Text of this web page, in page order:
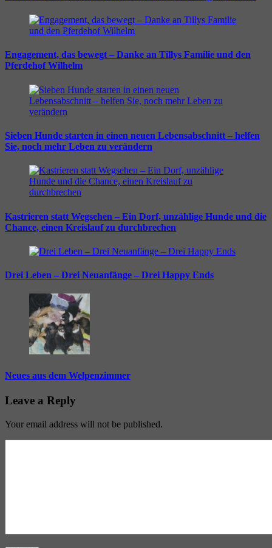
Engagement, das bewegt – Danke an Tillys Familie und den
Pferdehof Wilhelm
Sieben Hunde starten in einen neuen Lebensabschnitt – helfen
Sie, noch mehr Leben zu verändern
Kastrieren statt Wegsehen – Ein Dorf, unzählige Hunde und die
Chance, einen Kreislauf zu durchbrechen
Drei Leben – Drei Neuanfänge – Drei Happy Ends
Neues aus dem Welpenzimmer
Leave a Reply
Your email address will not be published.